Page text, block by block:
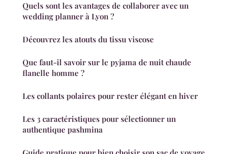
Quels sont les avantages de collaborer avec un
wedding planner à Lyon ?
Découvrez les atouts du tissu viscose
Que faut-il savoir sur le pyjama de nuit chaude
flanelle homme ?
Les collants polaires pour rester élégant en hiver
Les 3 caractéristiques pour sélectionner un
authentique pashmina